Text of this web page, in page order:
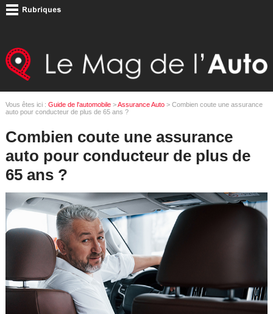
Vous êtes ici : Guide de l'automobile>Assurance Auto> Combien coute une assurance
auto pour conducteur de plus de 65 ans ?
Combien coute une assurance
auto pour conducteur de plus de
65 ans ?